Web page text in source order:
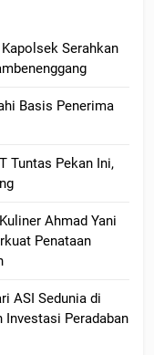
Serahkan
Basis Penerima
Tuntas Pekan Ini,
Ahmad Yani
Penataan
ASI Sedunia di
Investasi Peradaban